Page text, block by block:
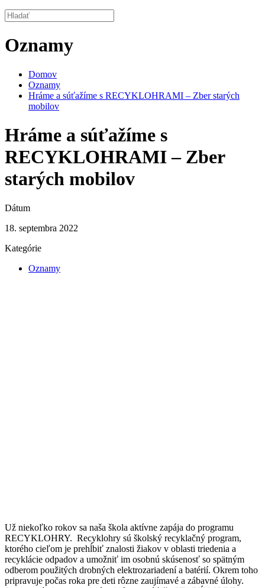
Oznamy
Domov
Oznamy
Hráme a súťažíme s RECYKLOHRAMI – Zber starých
mobilov
Hráme a súťažíme s
RECYKLOHRAMI – Zber
starých mobilov
Dátum
18. septembra 2022
Kategórie
Oznamy
Už niekoľko rokov sa naša škola aktívne zapája do programu
RECYKLOHRY. Recyklohry sú školský recyklačný program,
ktorého cieľom je prehĺbiť znalosti žiakov v oblasti triedenia a
recyklácie odpadov a umožniť im osobnú skúsenosť so spätným
odberom použitých drobných elektrozariadení a batérií. Okrem toho
pripravuje počas roka pre deti rôzne zaujímavé a zábavné úlohy.